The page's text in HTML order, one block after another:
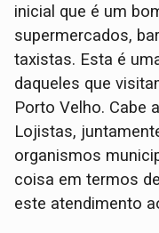
inicial que é um
supermercados,
taxistas. Esta é
daqueles que
Porto Velho. Cabe
Lojistas,
organismos
coisa em termos
este atendimento